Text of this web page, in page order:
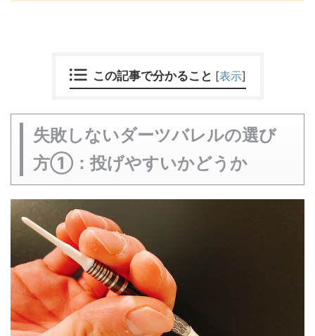
この記事で分かること [表示]
失敗しないダーツバレルの選び
方①：投げやすいかどうか